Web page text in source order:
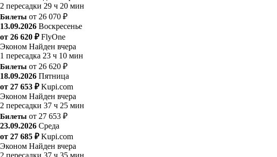
2 пересадки 29 ч 20 мин
Билеты от 26 070 ₽
13.09.2026 Воскресенье
от 26 620 ₽ FlyOne
Эконом Найден вчера
1 пересадка 23 ч 10 мин
Билеты от 26 620 ₽
18.09.2026 Пятница
от 27 653 ₽ Kupi.com
Эконом Найден вчера
2 пересадки 37 ч 25 мин
Билеты от 27 653 ₽
23.09.2026 Среда
от 27 685 ₽ Kupi.com
Эконом Найден вчера
2 пересадки 37 ч 35 мин